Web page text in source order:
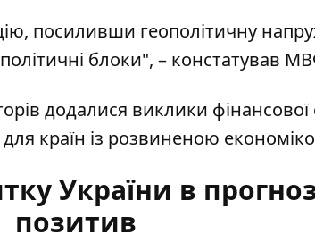
посиливши геополітичну
блоки", – констатував
додалися виклики фінансової
країн із розвиненою
України в
позитив